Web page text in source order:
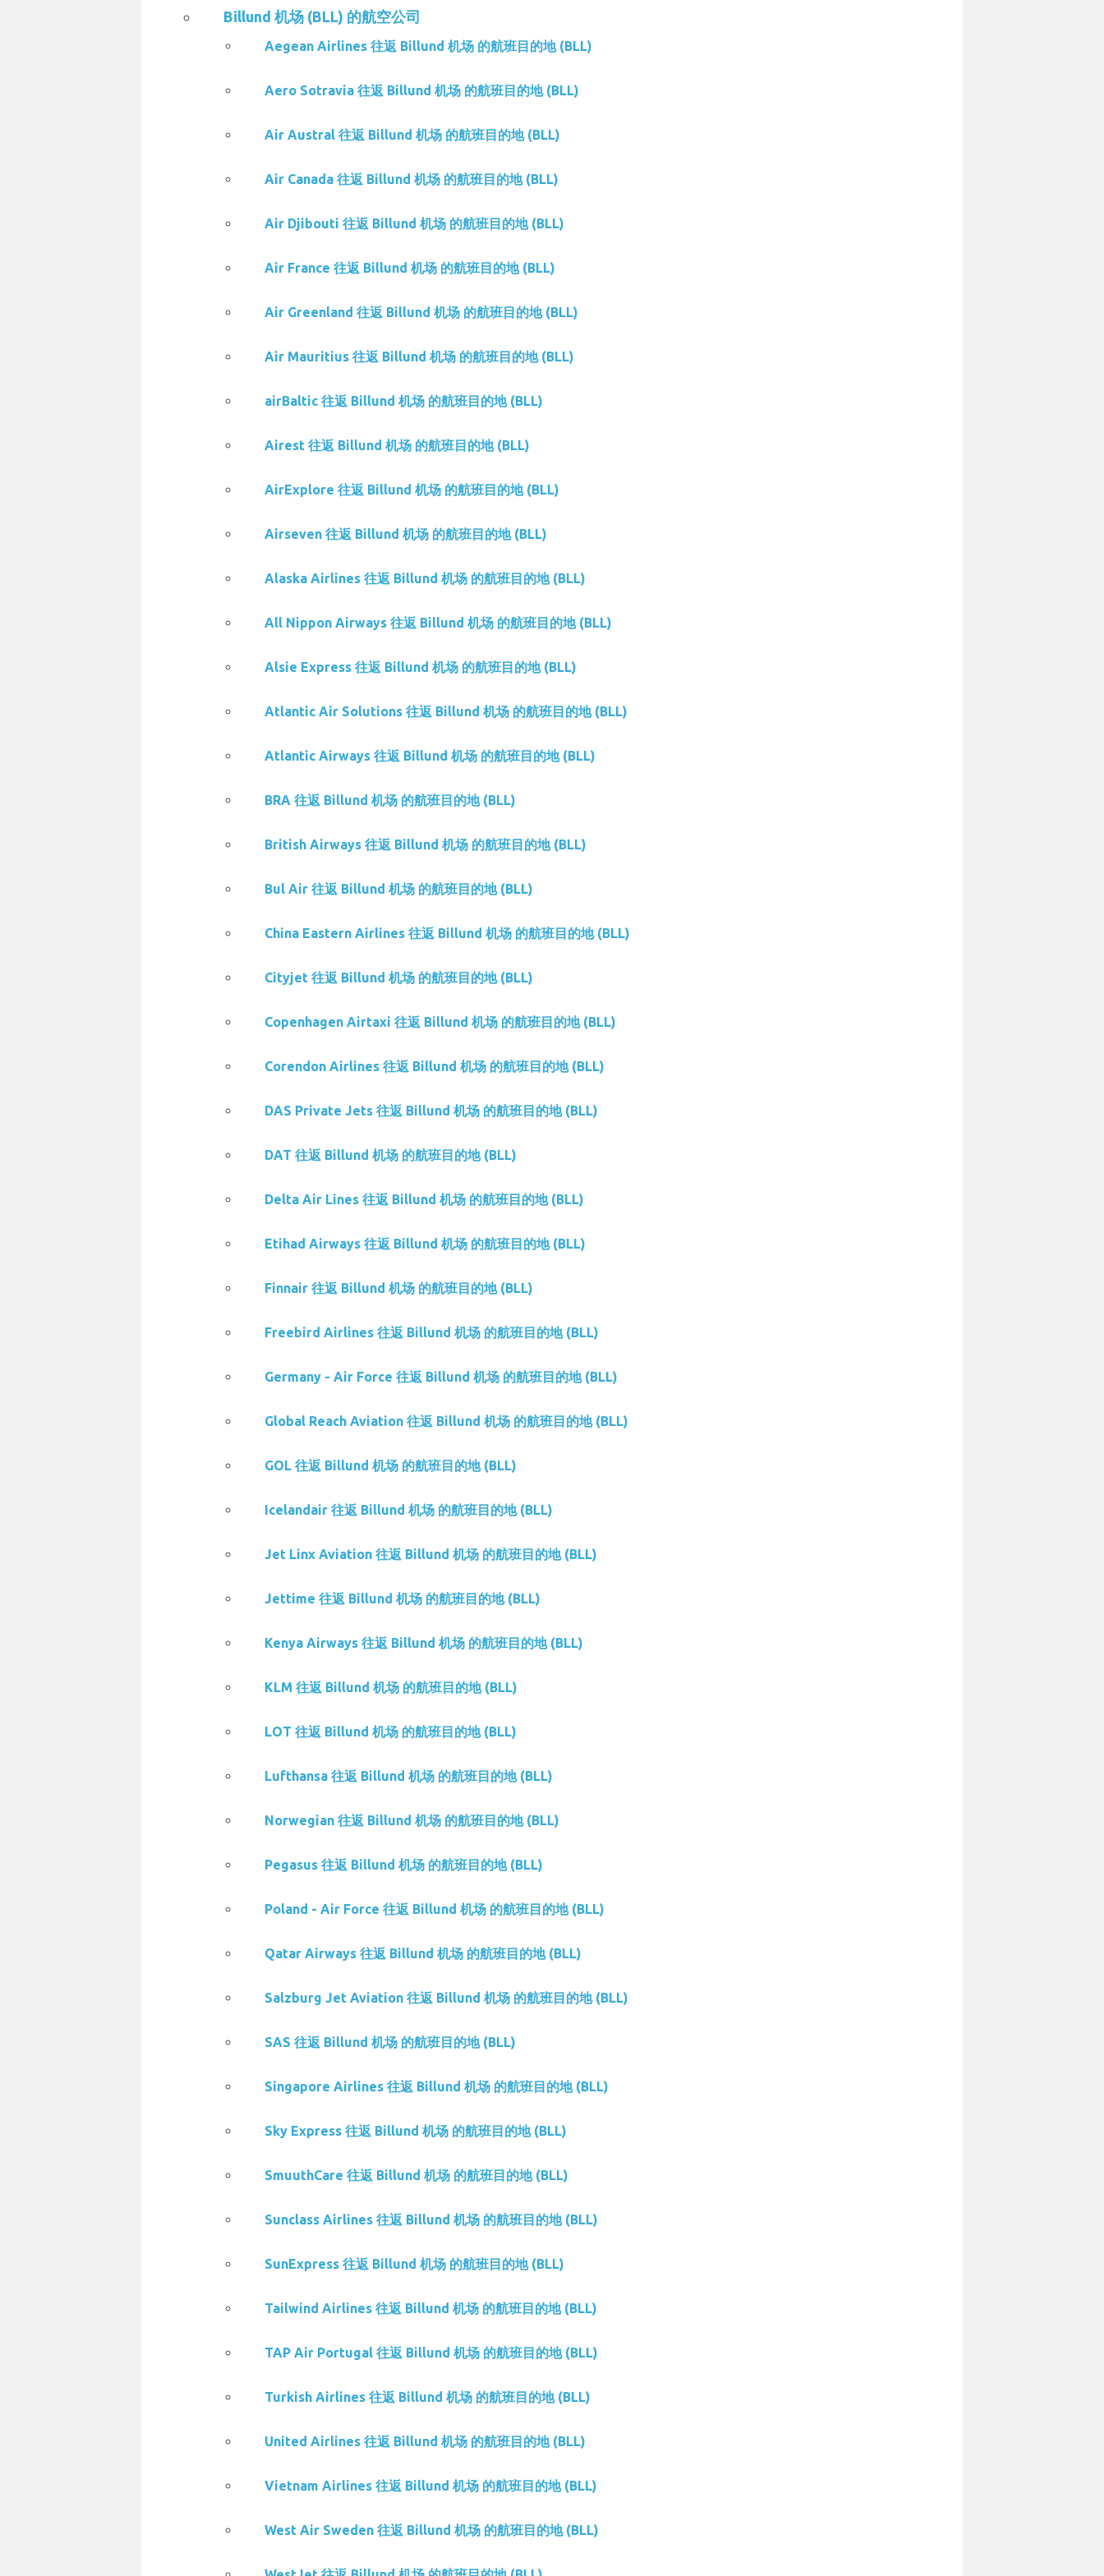
Billund 机场 (BLL) 的航空公司
Aegean Airlines 往返 Billund 机场 的航班目的地 (BLL)
Aero Sotravia 往返 Billund 机场 的航班目的地 (BLL)
Air Austral 往返 Billund 机场 的航班目的地 (BLL)
Air Canada 往返 Billund 机场 的航班目的地 (BLL)
Air Djibouti 往返 Billund 机场 的航班目的地 (BLL)
Air France 往返 Billund 机场 的航班目的地 (BLL)
Air Greenland 往返 Billund 机场 的航班目的地 (BLL)
Air Mauritius 往返 Billund 机场 的航班目的地 (BLL)
airBaltic 往返 Billund 机场 的航班目的地 (BLL)
Airest 往返 Billund 机场 的航班目的地 (BLL)
AirExplore 往返 Billund 机场 的航班目的地 (BLL)
Airseven 往返 Billund 机场 的航班目的地 (BLL)
Alaska Airlines 往返 Billund 机场 的航班目的地 (BLL)
All Nippon Airways 往返 Billund 机场 的航班目的地 (BLL)
Alsie Express 往返 Billund 机场 的航班目的地 (BLL)
Atlantic Air Solutions 往返 Billund 机场 的航班目的地 (BLL)
Atlantic Airways 往返 Billund 机场 的航班目的地 (BLL)
BRA 往返 Billund 机场 的航班目的地 (BLL)
British Airways 往返 Billund 机场 的航班目的地 (BLL)
Bul Air 往返 Billund 机场 的航班目的地 (BLL)
China Eastern Airlines 往返 Billund 机场 的航班目的地 (BLL)
Cityjet 往返 Billund 机场 的航班目的地 (BLL)
Copenhagen Airtaxi 往返 Billund 机场 的航班目的地 (BLL)
Corendon Airlines 往返 Billund 机场 的航班目的地 (BLL)
DAS Private Jets 往返 Billund 机场 的航班目的地 (BLL)
DAT 往返 Billund 机场 的航班目的地 (BLL)
Delta Air Lines 往返 Billund 机场 的航班目的地 (BLL)
Etihad Airways 往返 Billund 机场 的航班目的地 (BLL)
Finnair 往返 Billund 机场 的航班目的地 (BLL)
Freebird Airlines 往返 Billund 机场 的航班目的地 (BLL)
Germany - Air Force 往返 Billund 机场 的航班目的地 (BLL)
Global Reach Aviation 往返 Billund 机场 的航班目的地 (BLL)
GOL 往返 Billund 机场 的航班目的地 (BLL)
Icelandair 往返 Billund 机场 的航班目的地 (BLL)
Jet Linx Aviation 往返 Billund 机场 的航班目的地 (BLL)
Jettime 往返 Billund 机场 的航班目的地 (BLL)
Kenya Airways 往返 Billund 机场 的航班目的地 (BLL)
KLM 往返 Billund 机场 的航班目的地 (BLL)
LOT 往返 Billund 机场 的航班目的地 (BLL)
Lufthansa 往返 Billund 机场 的航班目的地 (BLL)
Norwegian 往返 Billund 机场 的航班目的地 (BLL)
Pegasus 往返 Billund 机场 的航班目的地 (BLL)
Poland - Air Force 往返 Billund 机场 的航班目的地 (BLL)
Qatar Airways 往返 Billund 机场 的航班目的地 (BLL)
Salzburg Jet Aviation 往返 Billund 机场 的航班目的地 (BLL)
SAS 往返 Billund 机场 的航班目的地 (BLL)
Singapore Airlines 往返 Billund 机场 的航班目的地 (BLL)
Sky Express 往返 Billund 机场 的航班目的地 (BLL)
SmuuthCare 往返 Billund 机场 的航班目的地 (BLL)
Sunclass Airlines 往返 Billund 机场 的航班目的地 (BLL)
SunExpress 往返 Billund 机场 的航班目的地 (BLL)
Tailwind Airlines 往返 Billund 机场 的航班目的地 (BLL)
TAP Air Portugal 往返 Billund 机场 的航班目的地 (BLL)
Turkish Airlines 往返 Billund 机场 的航班目的地 (BLL)
United Airlines 往返 Billund 机场 的航班目的地 (BLL)
Vietnam Airlines 往返 Billund 机场 的航班目的地 (BLL)
West Air Sweden 往返 Billund 机场 的航班目的地 (BLL)